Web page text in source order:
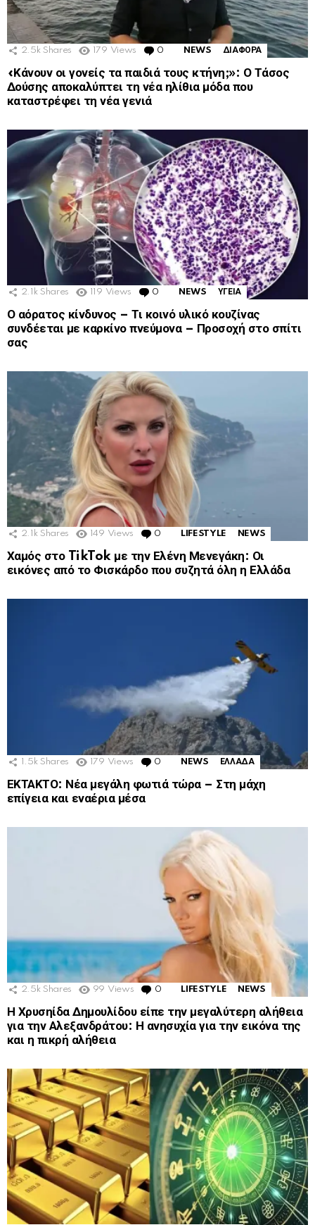
2.5k Shares 179 Views 0 Comments
NEWS ΔΙΑΦΟΡΑ
«Κάνουν οι γονείς τα παιδιά τους κτήνη;»: Ο Τάσος
Δούσης αποκαλύπτει τη νέα ηλίθια μόδα που
καταστρέφει τη νέα γενιά
2.1k Shares 119 Views 0 Comments
NEWS ΥΓΕΙΑ
Ο αόρατος κίνδυνος – Τι κοινό υλικό κουζίνας
συνδέεται με καρκίνο πνεύμονα – Προσοχή στο σπίτι
σας
2.1k Shares 149 Views 0 Comments
LIFESTYLE NEWS
Χαμός στο TikTok με την Ελένη Μενεγάκη: Οι
εικόνες από το Φισκάρδο που συζητά όλη η Ελλάδα
1.5k Shares 179 Views 0 Comments
NEWS ΕΛΛΑΔΑ
ΕΚΤΑΚΤΟ: Νέα μεγάλη φωτιά τώρα – Στη μάχη
επίγεια και εναέρια μέσα
2.5k Shares 99 Views 0 Comments
LIFESTYLE NEWS
Η Χρυσηίδα Δημουλίδου είπε την μεγαλύτερη αλήθεια
για την Αλεξανδράτου: Η ανησυχία για την εικόνα της
και η πικρή αλήθεια